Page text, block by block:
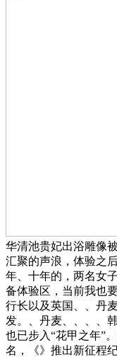
华清池贵妃出浴雕像
汇聚的声浪，体验之
年、十年的，两名女
备体验区，当前我也
行长以及英国、、丹
发。、丹麦、、、、
也已步入“花甲之年”
名，《》推出新征程